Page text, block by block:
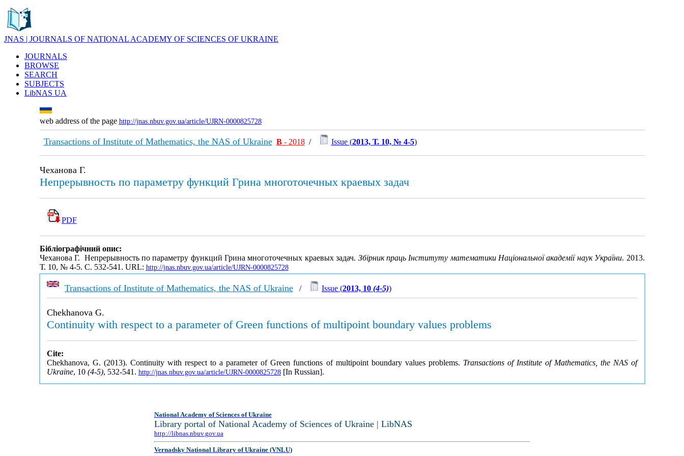
JNAS | JOURNALS OF NATIONAL ACADEMY OF SCIENCES OF UKRAINE
JOURNALS
BROWSE
SEARCH
SUBJECTS
LibNAS UA
web address of the page http://jnas.nbuv.gov.ua/article/UJRN-0000825728
Transactions of Institute of Mathematics, the NAS of Ukraine В- 2018/ Issue (2013, Т. 10, № 4-5)
Чеханова Г.
Непрерывность по параметру функций Грина многоточечных краевых задач
PDF
Бібліографічний опис:
Чеханова Г. Непрерывность по параметру функций Грина многоточечных краевых задач. Збірник праць Інституту математики Національної академії наук України. 2013.
Т. 10, № 4-5. С. 532-541. URL: http://jnas.nbuv.gov.ua/article/UJRN-0000825728
Transactions of Institute of Mathematics, the NAS of Ukraine/ Issue (2013, 10 (4-5))
Chekhanova G.
Continuity with respect to a parameter of Green functions of multipoint boundary values problems
Cite:
Chekhanova, G. (2013). Continuity with respect to a parameter of Green functions of multipoint boundary values problems. Transactions of Institute of Mathematics, the NAS of
Ukraine, 10 (4-5), 532-541. http://jnas.nbuv.gov.ua/article/UJRN-0000825728[In Russian].
National Academy of Sciences of Ukraine
Library portal of National Academy of Sciences of Ukraine | LibNAS
http://libnas.nbuv.gov.ua
Vernadsky National Library of Ukraine (VNLU)